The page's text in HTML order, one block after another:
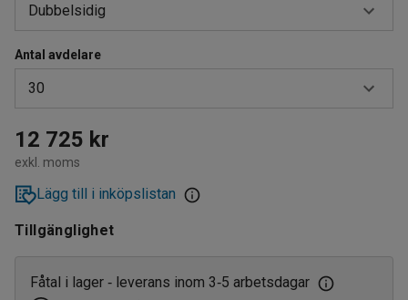
Dubbelsidig
Dubbelsidig
Enkelsidig
Antal avdelare
30
15
30
12 725 kr
exkl. moms
Lägg till i inköpslistan
Tillgänglighet
Fåtal i lager ‑ leverans inom 3‑5 arbetsdagar